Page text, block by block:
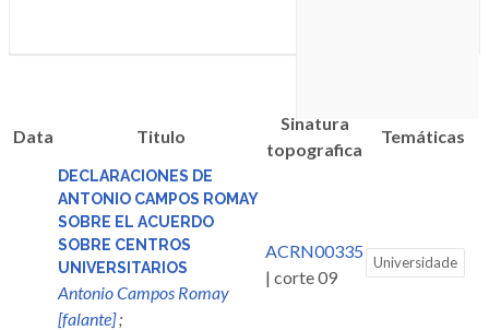
Data Titulo
Sinatura
topografica
Temáticas
DECLARACIONES DE
ANTONIO CAMPOS ROMAY
SOBRE EL ACUERDO
SOBRE CENTROS
UNIVERSITARIOS
Antonio Campos Romay
[falante];
ACRN00335
| corte 09
Universidade